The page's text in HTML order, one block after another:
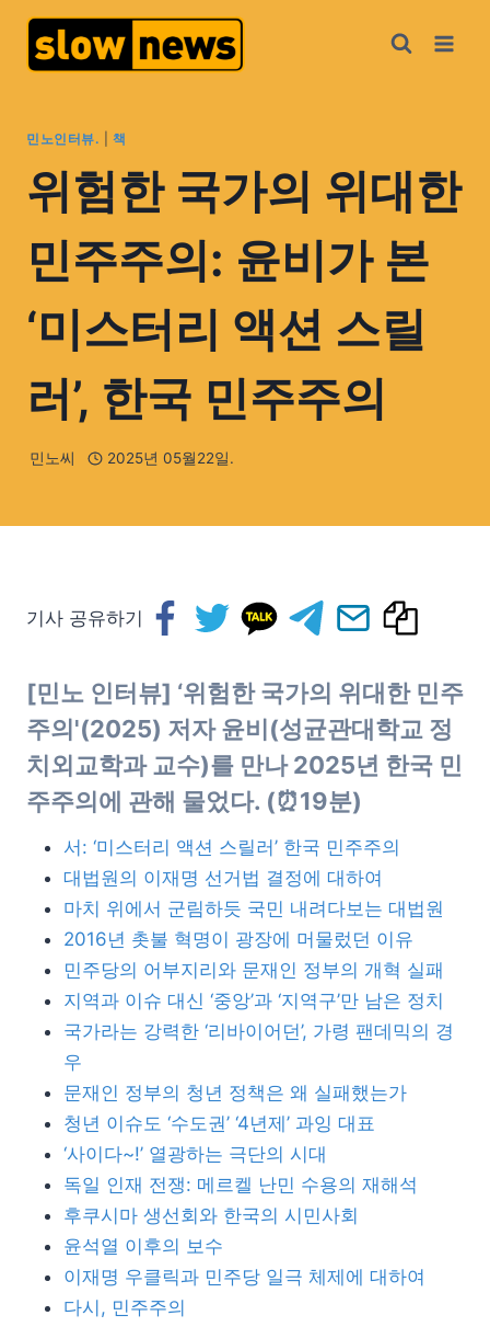
민노인터뷰. |책
위험한 국가의 위대한
민주주의: 윤비가 본
‘미스터리 액션 스릴
러’, 한국 민주주의
민노씨 2025년 05월22일.
기사 공유하기
[민노 인터뷰] ‘위험한 국가의 위대한 민주
주의'(2025) 저자 윤비(성균관대학교 정
치외교학과 교수)를 만나 2025년 한국 민
주주의에 관해 물었다. (⏰19분)
서: ‘미스터리 액션 스릴러’ 한국 민주주의
대법원의 이재명 선거법 결정에 대하여
마치 위에서 군림하듯 국민 내려다보는 대법원
2016년 촛불 혁명이 광장에 머물렀던 이유
민주당의 어부지리와 문재인 정부의 개혁 실패
지역과 이슈 대신 ‘중앙’과 ‘지역구’만 남은 정치
국가라는 강력한 ‘리바이어던’, 가령 팬데믹의 경
우
문재인 정부의 청년 정책은 왜 실패했는가
청년 이슈도 ‘수도권’ ‘4년제’ 과잉 대표
‘사이다~!’ 열광하는 극단의 시대
독일 인재 전쟁: 메르켈 난민 수용의 재해석
후쿠시마 생선회와 한국의 시민사회
윤석열 이후의 보수
이재명 우클릭과 민주당 일극 체제에 대하여
다시, 민주주의